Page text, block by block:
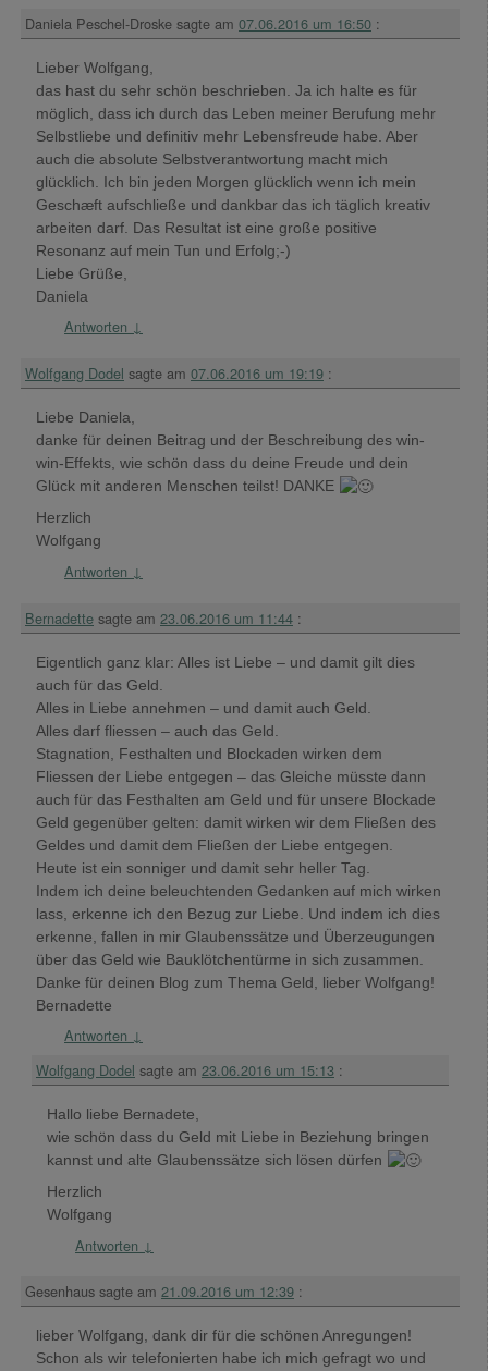
Daniela Peschel-Droske sagte am 07.06.2016 um 16:50 :
Lieber Wolfgang,
das hast du sehr schön beschrieben. Ja ich halte es für
möglich, dass ich durch das Leben meiner Berufung mehr
Selbstliebe und definitiv mehr Lebensfreude habe. Aber
auch die absolute Selbstverantwortung macht mich
glücklich. Ich bin jeden Morgen glücklich wenn ich mein
Geschæft aufschließe und dankbar das ich täglich kreativ
arbeiten darf. Das Resultat ist eine große positive
Resonanz auf mein Tun und Erfolg;-)
Liebe Grüße,
Daniela
Antworten ↓
Wolfgang Dodel sagte am 07.06.2016 um 19:19 :
Liebe Daniela,
danke für deinen Beitrag und der Beschreibung des win-
win-Effekts, wie schön dass du deine Freude und dein
Glück mit anderen Menschen teilst! DANKE
Herzlich
Wolfgang
Antworten ↓
Bernadette sagte am 23.06.2016 um 11:44 :
Eigentlich ganz klar: Alles ist Liebe – und damit gilt dies
auch für das Geld.
Alles in Liebe annehmen – und damit auch Geld.
Alles darf fliessen – auch das Geld.
Stagnation, Festhalten und Blockaden wirken dem
Fliessen der Liebe entgegen – das Gleiche müsste dann
auch für das Festhalten am Geld und für unsere Blockade
Geld gegenüber gelten: damit wirken wir dem Fließen des
Geldes und damit dem Fließen der Liebe entgegen.
Heute ist ein sonniger und damit sehr heller Tag.
Indem ich deine beleuchtenden Gedanken auf mich wirken
lass, erkenne ich den Bezug zur Liebe. Und indem ich dies
erkenne, fallen in mir Glaubenssätze und Überzeugungen
über das Geld wie Bauklötchentürme in sich zusammen.
Danke für deinen Blog zum Thema Geld, lieber Wolfgang!
Bernadette
Antworten ↓
Wolfgang Dodel sagte am 23.06.2016 um 15:13 :
Hallo liebe Bernadete,
wie schön dass du Geld mit Liebe in Beziehung bringen
kannst und alte Glaubenssätze sich lösen dürfen
Herzlich
Wolfgang
Antworten ↓
Gesenhaus sagte am 21.09.2016 um 12:39 :
lieber Wolfgang, dank dir für die schönen Anregungen!
Schon als wir telefonierten habe ich mich gefragt wo und